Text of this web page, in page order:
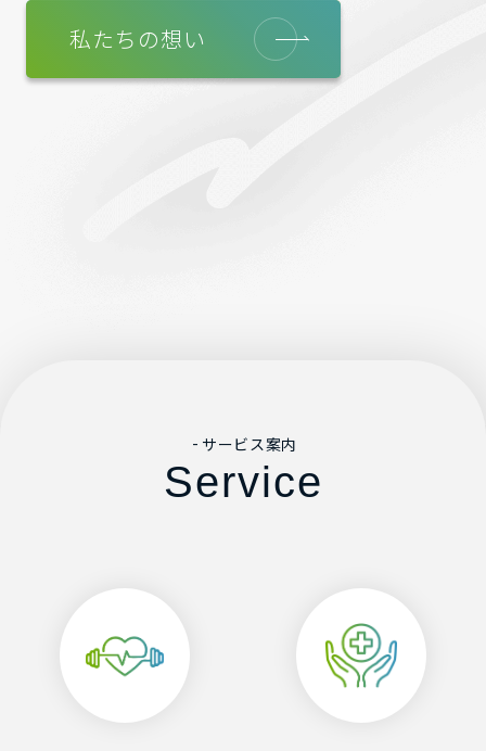
私たちの想い
サービス案内
Service